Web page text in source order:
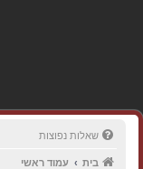
שאלות נפוצות
בית עמוד ראשי